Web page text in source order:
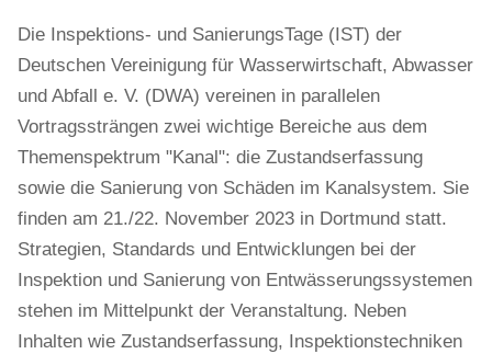
Die Inspektions- und SanierungsTage (IST) der
Deutschen Vereinigung für Wasserwirtschaft, Abwasser
und Abfall e. V. (DWA) vereinen in parallelen
Vortragssträngen zwei wichtige Bereiche aus dem
Themenspektrum "Kanal": die Zustandserfassung
sowie die Sanierung von Schäden im Kanalsystem. Sie
finden am 21./22. November 2023 in Dortmund statt.
Strategien, Standards und Entwicklungen bei der
Inspektion und Sanierung von Entwässerungssystemen
stehen im Mittelpunkt der Veranstaltung. Neben
Inhalten wie Zustandserfassung, Inspektionstechniken